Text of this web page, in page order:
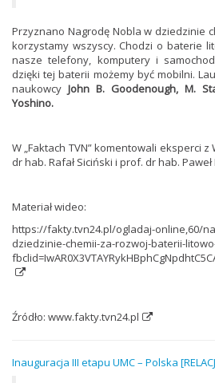
Przyznano Nagrodę Nobla w dziedzinie
korzystamy wszyscy. Chodzi o baterie
nasze telefony, komputery i
dzięki tej baterii możemy być mobilni.
naukowcy John B. Goodenough, M.
Yoshino.
W „Faktach TVN” komentowali eksperci z
dr hab. Rafał Siciński i prof. dr hab.
Materiał wideo:
https://fakty.tvn24.pl/ogladaj-online,60/
dziedzinie-chemii-za-rozwoj-baterii-
Źródło: www.fakty.tvn24.pl
Inauguracja III etapu UMC – Polska